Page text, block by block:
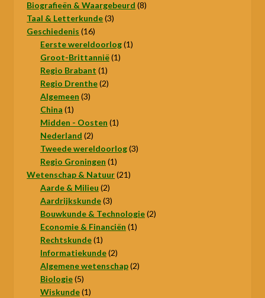
product
Biografieën & Waargebeurd 88
Taal & Letterkunde 33
Geschiedenis 1616
producten
Eerste wereldoorlog 11
Groot-Brittannië 11
Regio Brabant 11
product
Regio Drenthe 22
Algemeen 33
China 11
product
Midden - Oosten 11
Nederland 22
producten
Tweede wereldoorlog 33
Regio Groningen 11
product
Wetenschap & Natuur 2121
Aarde & Milieu 22
producten
Aardrijkskunde 33
producten
Bouwkunde & Technologie 22
Economie & Financiën 11
Rechtskunde 11
product
Informatiekunde 22
producten
Algemene wetenschap 22
Biologie 55
producten
Wiskunde 11